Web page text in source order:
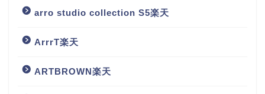
arro studio collection S5楽天
ArrrT楽天
ARTBROWN楽天